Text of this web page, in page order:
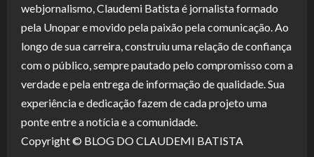
webjornalismo, Claudemi Batista é jornalista formado
pela Unopar e movido pela paixão pela comunicação. Ao
longo de sua carreira, construiu uma relação de confiança
com o público, sempre pautado pelo compromisso com a
verdade e pela entrega de informação de qualidade. Sua
experiência e dedicação fazem de cada projeto uma
ponte entre a notícia e a comunidade.
Copyright © BLOG DO CLAUDEMI BATISTA